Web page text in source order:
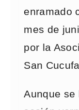
enramado
mes de
por la
San
Aunque se